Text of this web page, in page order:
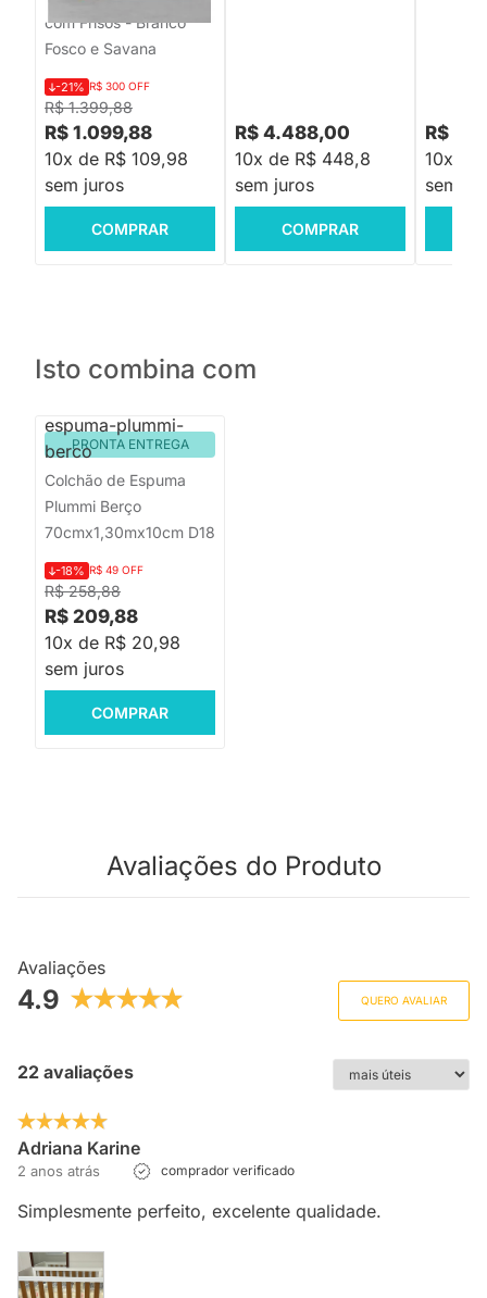
com Frisos - Branco
Fosco e Savana
R$ 1.399,88
-21% R$ 300 OFF
R$ 1.099,88
10x de R$ 109,98
sem juros
COMPRAR
R$ 4.488,00
10x de R$ 448,8
sem juros
COMPRAR
R$
10x de
sem
Isto combina com
PRONTA ENTREGA
Colchão de Espuma
Plummi Berço
70cmx1,30mx10cm D18
R$ 258,88
-18% R$ 49 OFF
R$ 209,88
10x de R$ 20,98
sem juros
COMPRAR
Avaliações do Produto
Avaliações
4.9 QUERO AVALIAR
22 avaliações
Adriana Karine
2 anos atrás comprador verificado
Simplesmente perfeito, excelente qualidade.